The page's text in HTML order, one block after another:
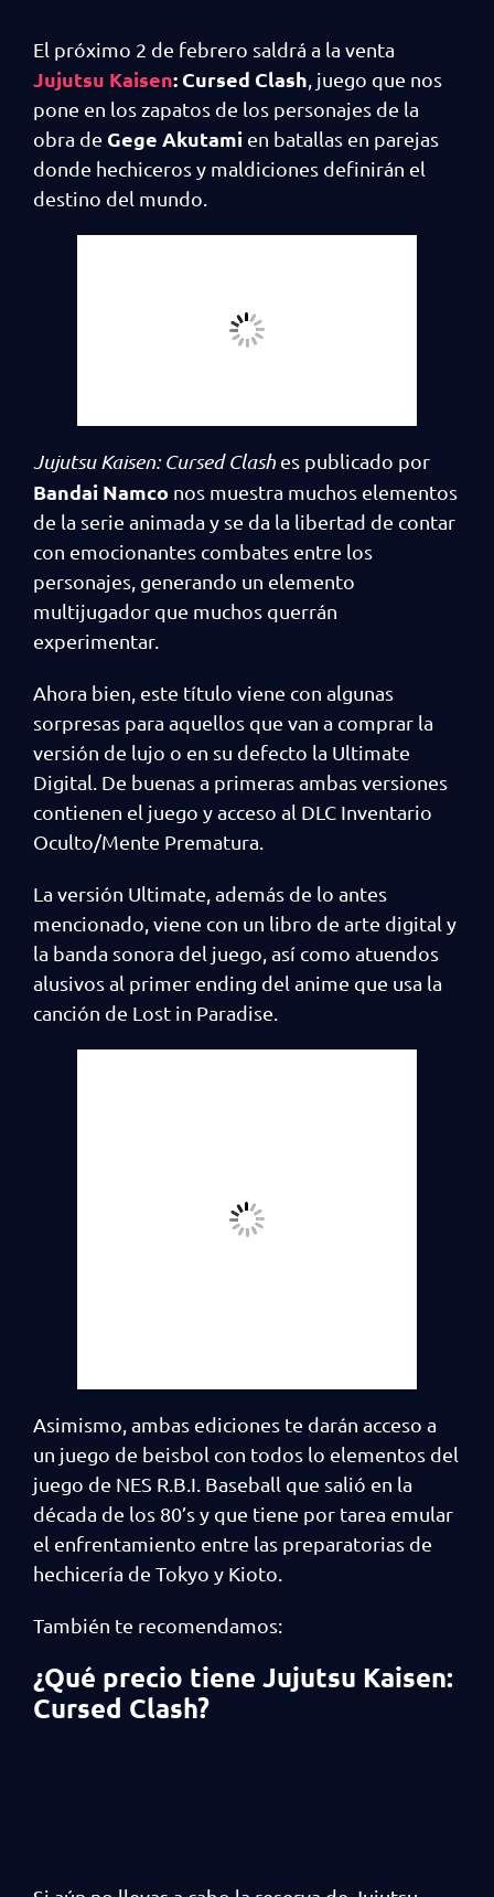
El próximo 2 de febrero saldrá a la venta
Jujutsu Kaisen: Cursed Clash , juego que nos
pone en los zapatos de los personajes de la
obra de Gege Akutami en batallas en parejas
donde hechiceros y maldiciones definirán el
destino del mundo.
Jujutsu Kaisen: Cursed Clash es publicado por
Bandai Namco nos muestra muchos elementos
de la serie animada y se da la libertad de contar
con emocionantes combates entre los
personajes, generando un elemento
multijugador que muchos querrán
experimentar.
Ahora bien, este título viene con algunas
sorpresas para aquellos que van a comprar la
versión de lujo o en su defecto la Ultimate
Digital. De buenas a primeras ambas versiones
contienen el juego y acceso al DLC Inventario
Oculto/Mente Prematura.
La versión Ultimate, además de lo antes
mencionado, viene con un libro de arte digital y
la banda sonora del juego, así como atuendos
alusivos al primer ending del anime que usa la
canción de Lost in Paradise.
Asimismo, ambas ediciones te darán acceso a
un juego de beisbol con todos lo elementos del
juego de NES R.B.I. Baseball que salió en la
década de los 80’s y que tiene por tarea emular
el enfrentamiento entre las preparatorias de
hechicería de Tokyo y Kioto.
También te recomendamos:
¿Qué precio tiene Jujutsu Kaisen:
Cursed Clash?